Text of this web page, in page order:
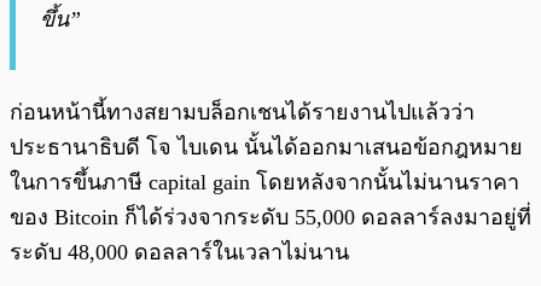
ขึ้น”
ก่อนหน้านี้ทางสยามบล็อกเชนได้รายงานไปแล้วว่า
ประธานาธิบดี โจ ไบเดน นั้นได้ออกมาเสนอข้อกฎหมาย
ในการขึ้นภาษี capital gain โดยหลังจากนั้นไม่นานราคา
ของ Bitcoin ก็ได้ร่วงจากระดับ 55,000 ดอลลาร์ลงมาอยู่ที่
ระดับ 48,000 ดอลลาร์ในเวลาไม่นาน